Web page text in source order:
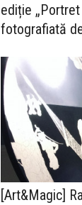
ediție
fotografiată
[Art&Magic]